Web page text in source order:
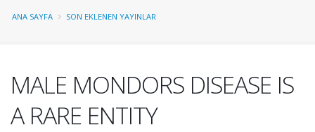
ANA SAYFA SON EKLENEN YAYINLAR
MALE MONDORS DISEASE IS
A RARE ENTITY